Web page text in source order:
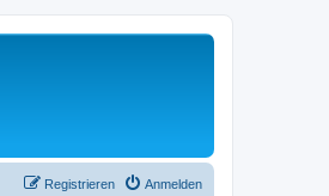
Anmelden
Registrieren